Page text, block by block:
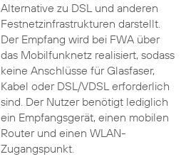
Alternative zu DSL und anderen
Festnetzinfrastrukturen darstellt.
Der Empfang wird bei FWA über
das Mobilfunknetz realisiert, sodass
keine Anschlüsse für Glasfaser,
Kabel oder DSL/VDSL erforderlich
sind. Der Nutzer benötigt lediglich
ein Empfangsgerät, einen mobilen
Router und einen WLAN-
Zugangspunkt.